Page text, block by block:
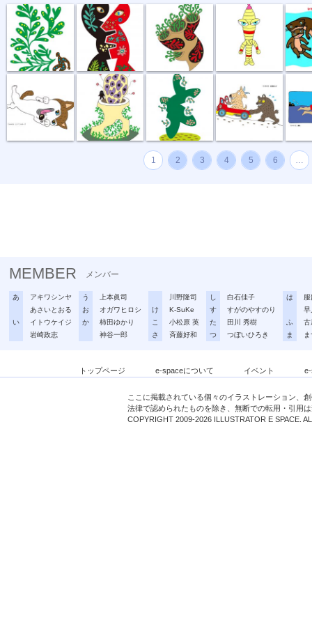
どう、このポ... おいしい匂い 新しい種 坂道登れば 遠泳
1 2 3 4 5 6 …
MEMBER メンバー
あ
アキワシンヤ
あさいとおる
い
イトウケイジ
岩崎政志
う
上本眞司
お
オガワヒロシ
か
柿田ゆかり
神谷一郎
川野隆司
け
K-SuKe
こ
小松原 英
さ
斉藤好和
し
白石佳子
す
すがのやすのり
た
田川 秀樹
つ
つぼいひろき
は
早
ふ
古
ま
トップページ e-spaceについて イベント
ここに掲載されている個々のイラストレーション、
法律で認められたものを除き、無断での転用・引用
COPYRIGHT 2009-2026 ILLUSTRATOR E SPACE.